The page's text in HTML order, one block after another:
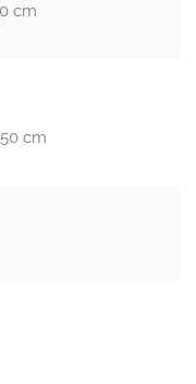
cm
cm